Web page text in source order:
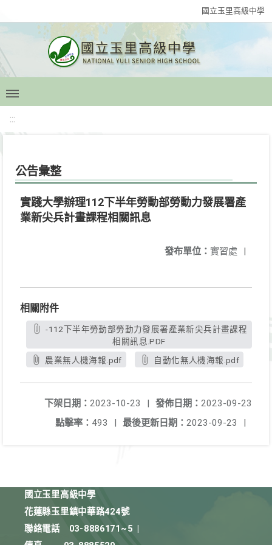
國立玉里高級中學
:::
公告彙整
實踐大學辦理112下半年勞動部勞動力發展署產
業新尖兵計畫課程相關訊息
發布單位： 實習處 |
相關附件
-112下半年勞動部勞動力發展署產業新尖兵計畫課程
相關訊息.PDF
農業無人機海報.pdf
自動化無人機海報.pdf
發佈日期： 2023-09-23
下架日期： 2023-10-23
|
最後更新日期： 2023-09-23 |
點擊率： 493 |
國立玉里高級中學
花蓮縣玉里鎮中華路424號
聯絡電話
03-8886171~5